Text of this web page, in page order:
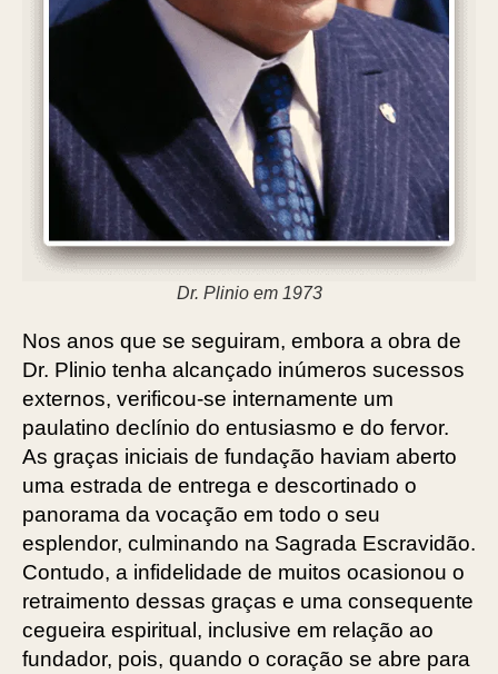
Dr. Plinio em 1973
Nos anos que se seguiram, embora a obra de
Dr. Plinio tenha alcançado inúmeros sucessos
externos, verificou-se internamente um
paulatino declínio do entusiasmo e do fervor.
As graças iniciais de fundação haviam aberto
uma estrada de entrega e descortinado o
panorama da vocação em todo o seu
esplendor, culminando na Sagrada Escravidão.
Contudo, a infidelidade de muitos ocasionou o
retraimento dessas graças e uma consequente
cegueira espiritual, inclusive em relação ao
fundador, pois, quando o coração se abre para